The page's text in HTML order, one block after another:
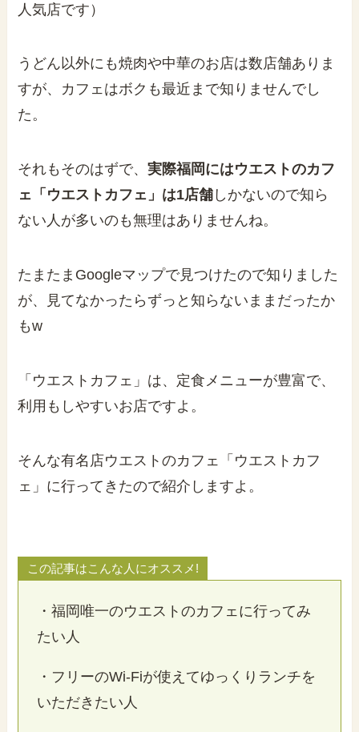
人気店です）
うどん以外にも焼肉や中華のお店は数店舗ありま
すが、カフェはボクも最近まで知りませんでし
た。
それもそのはずで、実際福岡にはウエストのカフ
ェ「ウエストカフェ」は1店舗 しかないので知ら
ない人が多いのも無理はありませんね。
たまたまGoogleマップで見つけたので知りました
が、見てなかったらずっと知らないままだったか
もw
「ウエストカフェ」は、定食メニューが豊富で、
利用もしやすいお店ですよ。
そんな有名店ウエストのカフェ「ウエストカフ
ェ」に行ってきたので紹介しますよ。
この記事はこんな人にオススメ!
・福岡唯一のウエストのカフェに行ってみ
たい人
・フリーのWi-Fiが使えてゆっくりランチを
いただきたい人